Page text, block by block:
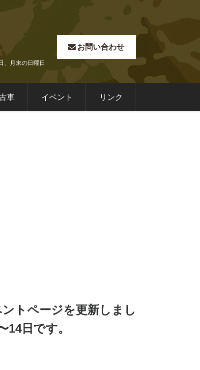
、月末の日曜日
お問い合わせ
車 イベント リンク
トページを更新しまし
14日です。